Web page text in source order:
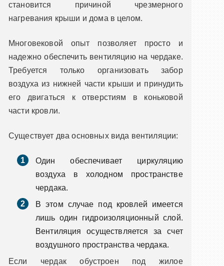
становится причиной чрезмерного
нагревания крыши и дома в целом.
Многовековой опыт позволяет просто и
надежно обеспечить вентиляцию на чердаке.
Требуется только организовать забор
воздуха из нижней части крыши и принудить
его двигаться к отверстиям в коньковой
части кровли.
Существует два основных вида вентиляции:
Один обеспечивает циркуляцию
воздуха в холодном пространстве
чердака.
В этом случае под кровлей имеется
лишь один гидроизоляционный слой.
Вентиляция осуществляется за счет
воздушного пространства чердака.
Если чердак обустроен под жилое